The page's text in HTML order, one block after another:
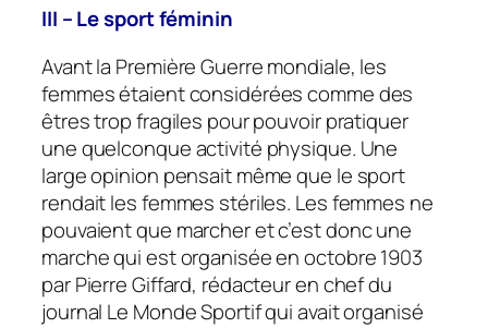
III – Le sport féminin
Avant la Première Guerre mondiale, les
femmes étaient considérées comme des
êtres trop fragiles pour pouvoir pratiquer
une quelconque activité physique. Une
large opinion pensait même que le sport
rendait les femmes stériles. Les femmes ne
pouvaient que marcher et c’est donc une
marche qui est organisée en octobre 1903
par Pierre Giffard, rédacteur en chef du
journal Le Monde Sportif qui avait organisé